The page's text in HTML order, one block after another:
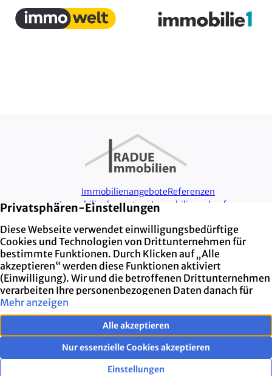
ImmobilienangeboteReferenzen
ImmobilienbewertungImmobilie verkaufen
Kundenstimmen
TikTokLinkedInInstagramFacebookCookie-
Kontakt
Vertrag widerrufen
040 55006510
info@radue-immobilien.de